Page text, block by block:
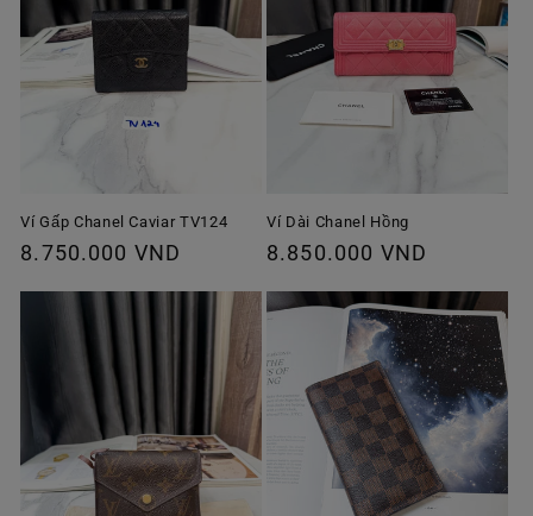
Ví Gấp Chanel Caviar TV124
Giá
8.750.000 VND
Ví Dài Chanel Hồng
Giá
thường
8.850.000 VND